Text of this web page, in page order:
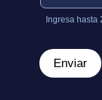
n
s
M
Ingresa hasta
Enviar